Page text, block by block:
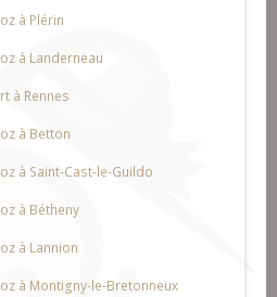
à Plérin
à Landerneau
à Rennes
à Betton
à Saint-Cast-le-Guildo
à Bétheny
à Lannion
à Montigny-le-Bretonneux